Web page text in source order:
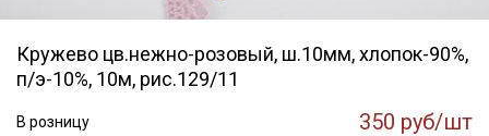
Кружево цв.нежно-розовый, ш.10мм, хлопок-90%,
п/э-10%, 10м, рис.129/11
В розницу 350 руб/шт